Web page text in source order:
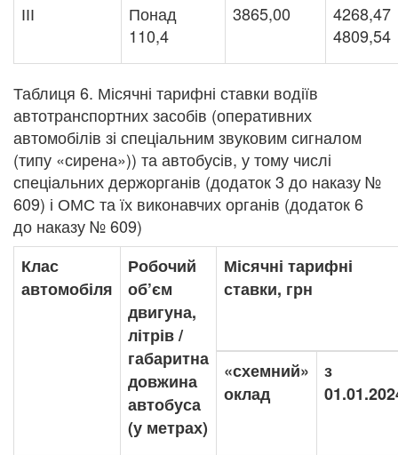
ІІІ
Понад
110,4
3865,00
4268,47
4809,54
Таблиця 6. Місячні тарифні ставки водіїв
автотранспортних засобів (оперативних
автомобілів зі спеціальним звуковим сигналом
(типу «сирена»)) та автобусів, у тому числі
спеціальних держорганів (додаток 3 до наказу №
609) і ОМС та їх виконавчих органів (додаток 6
до наказу № 609)
Клас
автомобіля
Робочий
об’єм
двигуна,
літрів /
габаритна
довжина
автобуса
(у метрах)
Місячні тарифні
ставки, грн
«схемний»
оклад
з